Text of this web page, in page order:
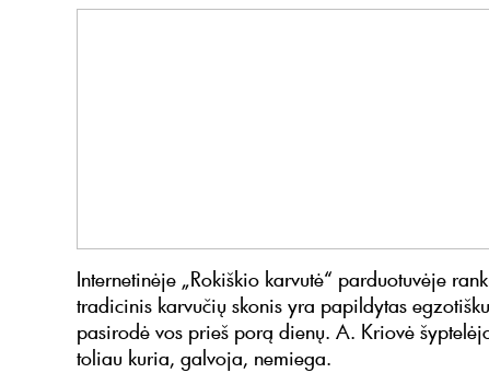
Internetinėje „Rokiškio karvutė“ parduotuvėje
tradicinis karvučių skonis yra papildytas
pasirodė vos prieš porą dienų. A. Kriovė
toliau kuria, galvoja, nemiega.